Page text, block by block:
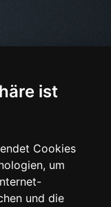
ist
Cookies
um
und die